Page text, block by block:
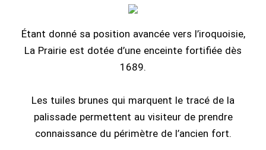
Étant donné sa position avancée vers l’iroquoisie,
La Prairie est dotée d’une enceinte fortifiée dès
1689.
Les tuiles brunes qui marquent le tracé de la
palissade permettent au visiteur de prendre
connaissance du périmètre de l’ancien fort.